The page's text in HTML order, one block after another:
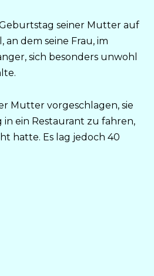
seiner Mutter auf
dem seine Frau, im
sich besonders unwohl
Mutter vorgeschlagen, sie
ein Restaurant zu fahren,
hatte. Es lag jedoch 40